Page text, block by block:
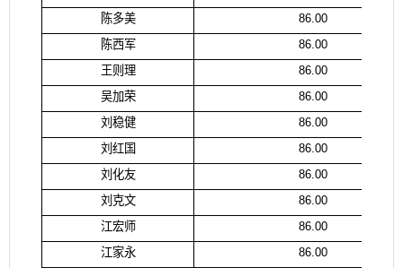
陈多美
86.00
陈西军
86.00
王则理
86.00
吴加荣
86.00
刘稳健
86.00
刘红国
86.00
刘化友
86.00
刘克文
86.00
江宏师
86.00
江家永
86.00